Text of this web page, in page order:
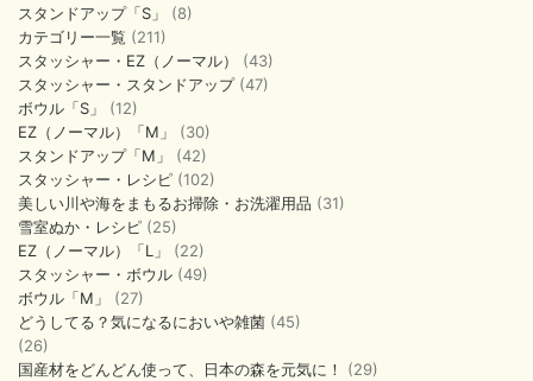
スタンドアップ「S」
(8)
カテゴリー一覧 (211)
スタッシャー・EZ（ノーマル）
(43)
スタッシャー・スタンドアップ(47)
ボウル「S」
(12)
EZ（ノーマル）「M」
(30)
スタンドアップ「M」
(42)
スタッシャー・レシピ (102)
美しい川や海をまもるお掃除・お洗濯用品 (31)
雪室ぬか・レシピ (25)
EZ（ノーマル）「L」
(22)
スタッシャー・ボウル (49)
ボウル「M」
(27)
どうしてる？気になるにおいや雑菌 (45)
(26)
国産材をどんどん使って、日本の森を元気に！
(29)